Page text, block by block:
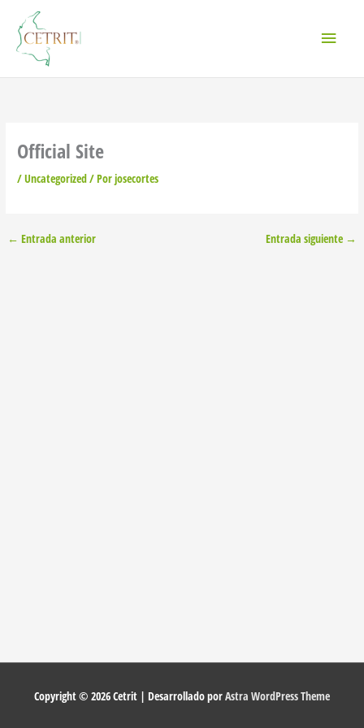
contenido
Official Site
/Uncategorized/ Porjosecortes
← Entrada anterior Entrada siguiente →
Copyright © 2026Cetrit | Desarrollado porAstra WordPress Theme